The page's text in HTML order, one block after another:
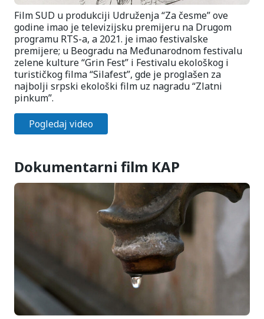
Film SUD u produkciji Udruženja “Za česme” ove
godine imao je televizijsku premijeru na Drugom
programu RTS-a, a 2021. je imao festivalske
premijere; u Beogradu na Međunarodnom festivalu
zelene kulture “Grin Fest” i Festivalu ekološkog i
turističkog filma “Silafest”, gde je proglašen za
najbolji srpski ekološki film uz nagradu “Zlatni
pinkum”.
Pogledaj video
Dokumentarni film KAP